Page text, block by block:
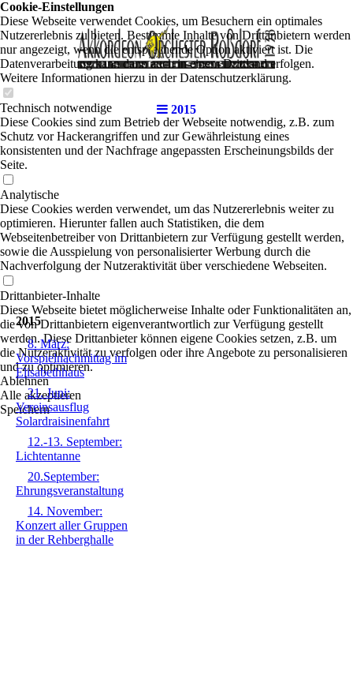
2015
2015
8. März:
Vorspielnachmittag im
Elisabethhaus
21. Juni:
Vereinsausflug
Solardraisinenfahrt
12.-13. September:
Lichtentanne
20.September:
Ehrungsveranstaltung
14. November:
Konzert aller Gruppen
in der Rehberghalle
Cookie-Einstellungen
Diese Webseite verwendet Cookies, um Besuchern ein optimales
Nutzererlebnis zu bieten. Bestimmte Inhalte von Drittanbietern werden
nur angezeigt, wenn die entsprechende Option aktiviert ist. Die
Datenverarbeitung kann dann auch in einem Drittland erfolgen.
Weitere Informationen hierzu in der Datenschutzerklärung.
Technisch notwendige
Diese Cookies sind zum Betrieb der Webseite notwendig, z.B. zum
Schutz vor Hackerangriffen und zur Gewährleistung eines
konsistenten und der Nachfrage angepassten Erscheinungsbilds der
Seite.
Analytische
Diese Cookies werden verwendet, um das Nutzererlebnis weiter zu
optimieren. Hierunter fallen auch Statistiken, die dem
Webseitenbetreiber von Drittanbietern zur Verfügung gestellt werden,
sowie die Ausspielung von personalisierter Werbung durch die
Nachverfolgung der Nutzeraktivität über verschiedene Webseiten.
Drittanbieter-Inhalte
Diese Webseite bietet möglicherweise Inhalte oder Funktionalitäten an,
die von Drittanbietern eigenverantwortlich zur Verfügung gestellt
werden. Diese Drittanbieter können eigene Cookies setzen, z.B. um
die Nutzeraktivität zu verfolgen oder ihre Angebote zu personalisieren
und zu optimieren.
Ablehnen
Alle akzeptieren
Speichern